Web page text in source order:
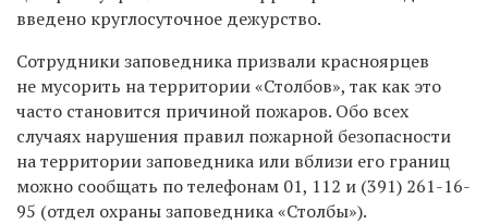
введено круглосуточное дежурство.
Сотрудники заповедника призвали красноярцев
не мусорить на территории «Столбов», так как это
часто становится причиной пожаров. Обо всех
случаях нарушения правил пожарной безопасности
на территории заповедника или вблизи его границ
можно сообщать по телефонам 01, 112 и (391) 261-16-
95 (отдел охраны заповедника «Столбы»).